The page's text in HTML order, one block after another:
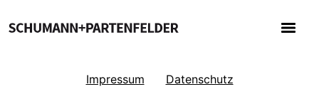
Impressum Datenschutz